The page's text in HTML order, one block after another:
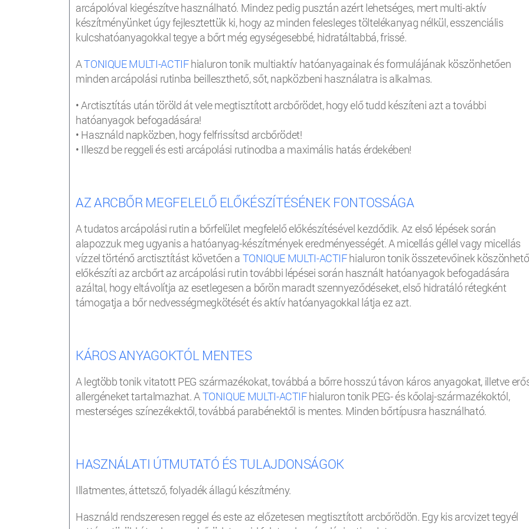
arcápolóval kiegészítve használható. Mindez pedig pusztán azért lehetséges, mert multi-aktív
készítményünket úgy fejlesztettük ki, hogy az minden felesleges töltelékanyag nélkül, esszenciális
kulcshatóanyagokkal tegye a bőrt még egységesebbé, hidratáltabbá, frissé.
ATONIQUE MULTI-ACTIFhialuron tonik multiaktív hatóanyagainak és formulájának köszönhetően
minden arcápolási rutinba beilleszthető, sőt, napközbeni használatra is alkalmas.
• Arctisztítás után töröld át vele megtisztított arcbőrödet, hogy elő tudd készíteni azt a további
hatóanyagok befogadására!
• Használd napközben, hogy felfrissítsd arcbőrödet!
• Illeszd be reggeli és esti arcápolási rutinodba a maximális hatás érdekében!
AZ ARCBŐR MEGFELELŐ ELŐKÉSZÍTÉSÉNEK FONTOSSÁGA
A tudatos arcápolási rutin a bőrfelület megfelelő előkészítésével kezdődik. Az első lépések során
alapozzuk meg ugyanis a hatóanyag-készítmények eredményességét. A micellás géllel vagy micellás
vízzel történő arctisztítást követően a TONIQUE MULTI-ACTIFhialuron tonik összetevőinek
előkészíti az arcbőrt az arcápolási rutin további lépései során használt hatóanyagok befogadására
azáltal, hogy eltávolítja az esetlegesen a bőrön maradt szennyeződéseket, első hidratáló rétegként
támogatja a bőr nedvességmegkötését és aktív hatóanyagokkal látja ez azt.
KÁROS ANYAGOKTÓL MENTES
A legtöbb tonik vitatott PEG származékokat, továbbá a bőrre hosszú távon káros anyagokat, illetve
allergéneket tartalmazhat. ATONIQUE MULTI-ACTIFhialuron tonik PEG- és kőolaj-származékoktól,
mesterséges színezékektől, továbbá parabénektől is mentes. Minden bőrtípusra használható.
HASZNÁLATI ÚTMUTATÓ ÉS TULAJDONSÁGOK
Illatmentes, áttetsző, folyadék állagú készítmény.
Használd rendszeresen reggel és este az előzetesen megtisztított arcbőrödön. Egy kis arcvizet tegyél